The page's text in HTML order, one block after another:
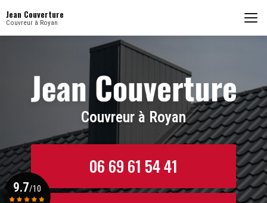
au
contenu
Jean Couverture
Couvreur à Royan
Couvreur à Royan
06 69 61 54 41
9.7/10